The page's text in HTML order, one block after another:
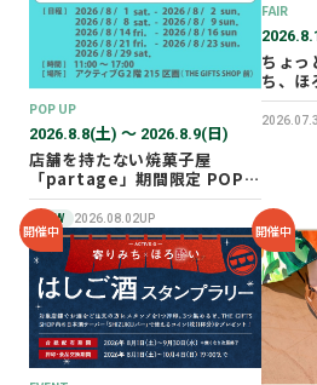
POP UP
2026.8.8(土) 〜 2026.8.9(日)
店舗を持たない焼菓子屋
「partage」期間限定 POP
UP SHOP オープン！
NEW 2026.08.02UP
FAIR
ちょっ
ち、ほ
開催中 開催中